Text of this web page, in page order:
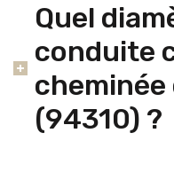
Quel
conduite
cheminée
(94310) ?